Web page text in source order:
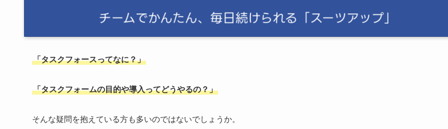
「タスクフォースってなに？」
「タスクフォームの目的や導入ってどうやるの？」
そんな疑問を抱えている方も多いのではないでしょうか。